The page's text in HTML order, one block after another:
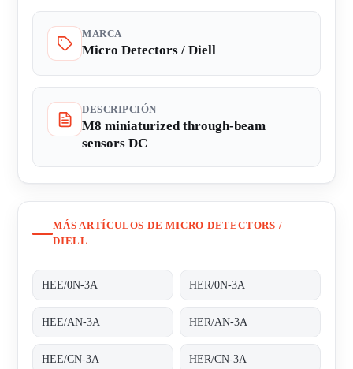
MARCA
Micro Detectors / Diell
DESCRIPCIÓN
M8 miniaturized through-beam
sensors DC
MÁS ARTÍCULOS DE MICRO DETECTORS /
DIELL
HEE/0N-3A HER/0N-3A
HEE/AN-3A HER/AN-3A
HEE/CN-3A HER/CN-3A